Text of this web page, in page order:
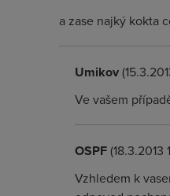
a zase najký kokta
Umikov
Ve vašem
OSPF(18.3.2013
Vzhledem k